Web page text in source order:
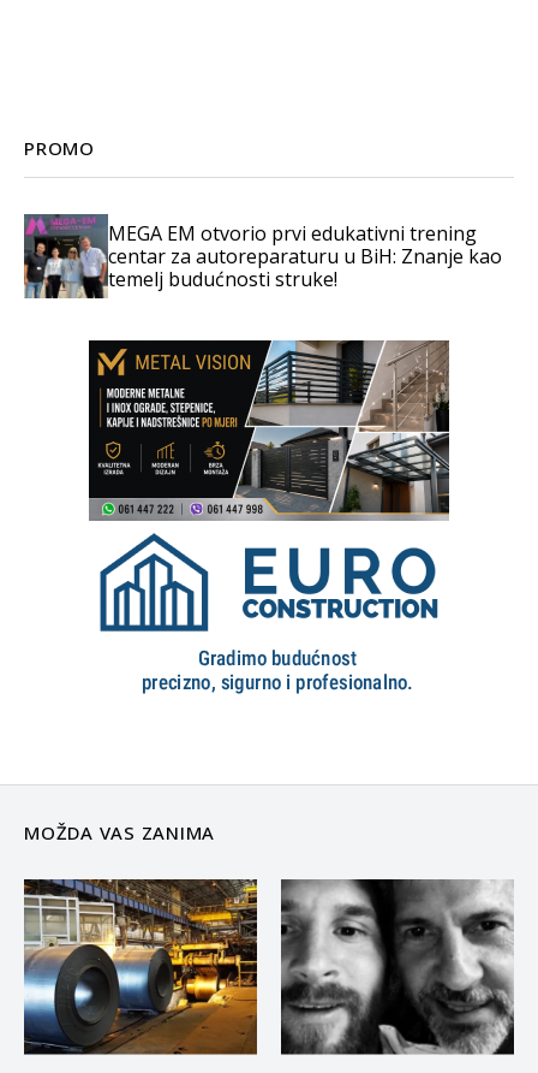
PROMO
MEGA EM otvorio prvi edukativni trening
centar za autoreparaturu u BiH: Znanje kao
temelj budućnosti struke!
MOŽDA VAS ZANIMA